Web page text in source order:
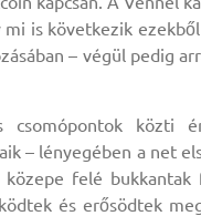
is következik
– végül pedig
közti
– lényegében a net
felé
és erősödtek